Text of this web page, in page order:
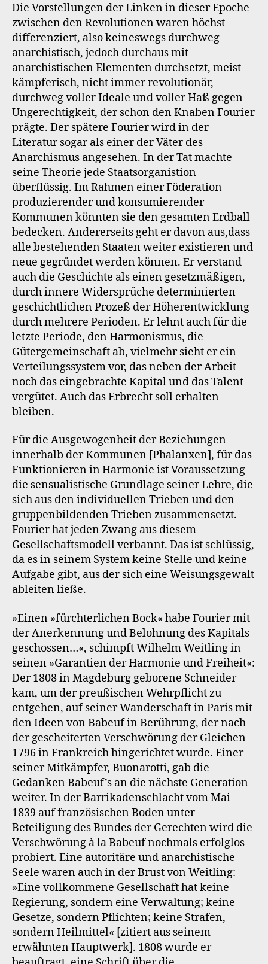
Die Vorstellungen der Linken in dieser Epoche
zwischen den Revolutionen waren höchst
differenziert, also keineswegs durchweg
anarchistisch, jedoch durchaus mit
anarchistischen Elementen durchsetzt, meist
kämpferisch, nicht immer revolutionär,
durchweg voller Ideale und voller Haß gegen
Ungerechtigkeit, der schon den Knaben Fourier
prägte. Der spätere Fourier wird in der
Literatur sogar als einer der Väter des
Anarchismus angesehen. In der Tat machte
seine Theorie jede Staatsorganistion
überflüssig. Im Rahmen einer Föderation
produzierender und konsumierender
Kommunen könnten sie den gesamten Erdball
bedecken. Andererseits geht er davon aus,dass
alle bestehenden Staaten weiter existieren und
neue gegründet werden können. Er verstand
auch die Geschichte als einen gesetzmäßigen,
durch innere Widersprüche determinierten
geschichtlichen Prozeß der Höherentwicklung
durch mehrere Perioden. Er lehnt auch für die
letzte Periode, den Harmonismus, die
Gütergemeinschaft ab, vielmehr sieht er ein
Verteilungssystem vor, das neben der Arbeit
noch das eingebrachte Kapital und das Talent
vergütet. Auch das Erbrecht soll erhalten
bleiben.
Für die Ausgewogenheit der Beziehungen
innerhalb der Kommunen [Phalanxen], für das
Funktionieren in Harmonie ist Voraussetzung
die sensualistische Grundlage seiner Lehre, die
sich aus den individuellen Trieben und den
gruppenbildenden Trieben zusammensetzt.
Fourier hat jeden Zwang aus diesem
Gesellschaftsmodell verbannt. Das ist schlüssig,
da es in seinem System keine Stelle und keine
Aufgabe gibt, aus der sich eine Weisungsgewalt
ableiten ließe.
»Einen »fürchterlichen Bock« habe Fourier mit
der Anerkennung und Belohnung des Kapitals
geschossen…«, schimpft Wilhelm Weitling in
seinen »Garantien der Harmonie und Freiheit«:
Der 1808 in Magdeburg geborene Schneider
kam, um der preußischen Wehrpflicht zu
entgehen, auf seiner Wanderschaft in Paris mit
den Ideen von Babeuf in Berührung, der nach
der gescheiterten Verschwörung der Gleichen
1796 in Frankreich hingerichtet wurde. Einer
seiner Mitkämpfer, Buonarotti, gab die
Gedanken Babeuf’s an die nächste Generation
weiter. In der Barrikadenschlacht vom Mai
1839 auf französischen Boden unter
Beteiligung des Bundes der Gerechten wird die
Verschwörung à la Babeuf nochmals erfolglos
probiert. Eine autoritäre und anarchistische
Seele waren auch in der Brust von Weitling:
»Eine vollkommene Gesellschaft hat keine
Regierung, sondern eine Verwaltung; keine
Gesetze, sondern Pflichten; keine Strafen,
sondern Heilmittel« [zitiert aus seinem
erwähnten Hauptwerk]. 1808 wurde er